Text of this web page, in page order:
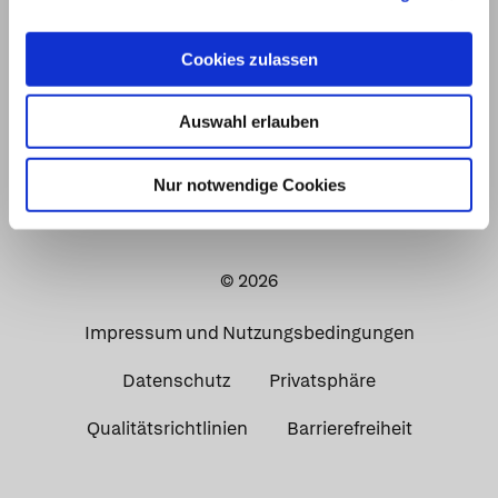
Cookies zulassen
Auswahl erlauben
Nur notwendige Cookies
© 2026
Impressum und Nutzungsbedingungen
Datenschutz Privatsphäre
Qualitätsrichtlinien Barrierefreiheit